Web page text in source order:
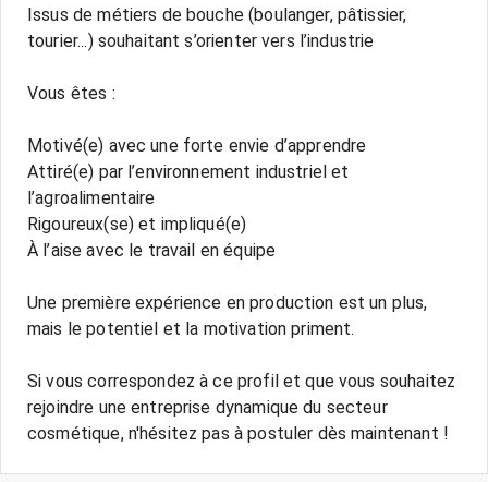
Issus de métiers de bouche (boulanger, pâtissier,
tourier...) souhaitant s’orienter vers l’industrie
Vous êtes :
Motivé(e) avec une forte envie d’apprendre
Attiré(e) par l’environnement industriel et
l’agroalimentaire
Rigoureux(se) et impliqué(e)
À l’aise avec le travail en équipe
Une première expérience en production est un plus,
mais le potentiel et la motivation priment.
Si vous correspondez à ce profil et que vous souhaitez
rejoindre une entreprise dynamique du secteur
cosmétique, n'hésitez pas à postuler dès maintenant !